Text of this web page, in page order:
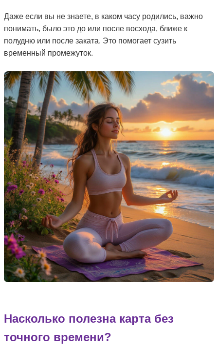
Даже если вы не знаете, в каком часу родились, важно
понимать, было это до или после восхода, ближе к
полудню или после заката. Это помогает сузить
временный промежуток.
Насколько полезна карта без
точного времени?